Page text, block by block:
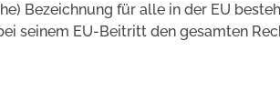
Bezeichnung für alle in der EU
seinem EU-Beitritt den gesamten